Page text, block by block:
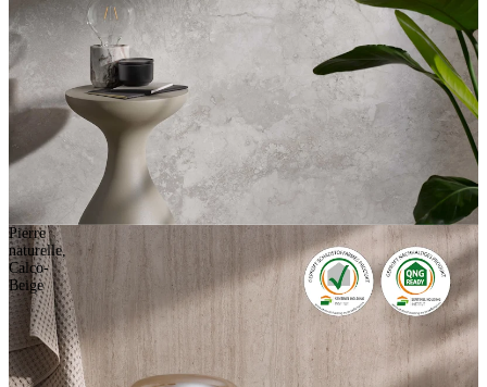
Pierre
naturelle,
Calco-
Beige